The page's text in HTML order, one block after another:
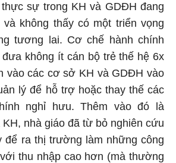
sự trong KH và GDĐH đang
và không thấy có một triển vọng
tương lai. Cơ chế hành chính
không ít cán bộ trẻ thế hệ 6x
vào các cơ sở KH và GDĐH vào
lý để hỗ trợ hoặc thay thế các
nghỉ hưu. Thêm vào đó là
KH, nhà giáo đã từ bỏ nghiên cứu
để ra thị trường làm những công
thu nhập cao hơn (mà thường